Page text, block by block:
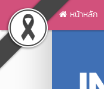
หน้าหลัก